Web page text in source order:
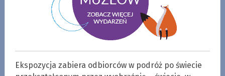
Ekspozycja zabiera odbiorców w podróż po świecie